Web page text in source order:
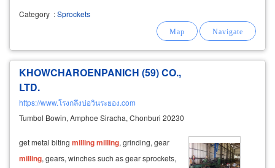
according to the pattern cnc lathes for
Category :Sprockets
KHOWCHAROENPANICH (59) CO.,
LTD.
https://www.โรงกลึงบ่อวินระยอง.com
Tumbol Bowin, Amphoe Siracha, Chonburi 20230
get metal biting millingmilling, grinding, gear
milling, gears, winches such as gear sprockets,